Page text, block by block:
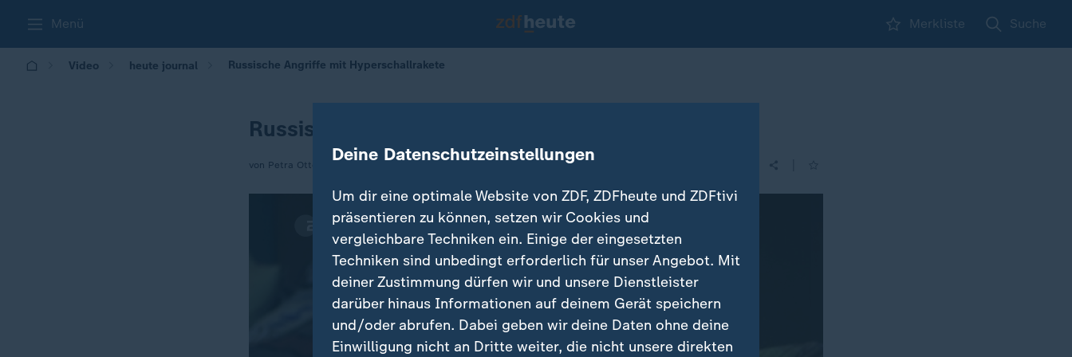
Menü Merkliste Suche
Video heute journal Russische Angriffe mit Hyperschallrakete
Russische Angriffe mit Hyperschallrakete
von Petra Otto Deine Datenschutzeinstellungen
Um dir eine optimale Website von ZDF, ZDFheute und ZDFtivi
präsentieren zu können, setzen wir Cookies und
vergleichbare Techniken ein. Einige der eingesetzten
Techniken sind unbedingt erforderlich für unser Angebot. Mit
deiner Zustimmung dürfen wir und unsere Dienstleister
darüber hinaus Informationen auf deinem Gerät speichern
und/oder abrufen. Dabei geben wir deine Daten ohne deine
Einwilligung nicht an Dritte weiter, die nicht unsere direkten